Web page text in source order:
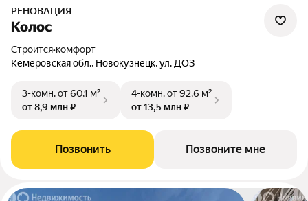
РЕНОВАЦИЯ
Колос
Строится•комфорт
Кемеровская обл., Новокузнецк, ул. ДОЗ
3-комн.от 60,1 м²
от 8,9 млн ₽
4-комн.от 92,6 м²
от 13,5 млн ₽
Позвонить Позвоните мне